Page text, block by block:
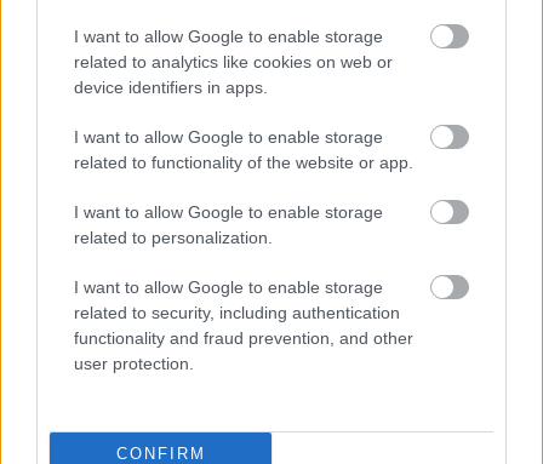
I want to allow Google to enable storage
related to analytics like cookies on web or
device identifiers in apps.
I want to allow Google to enable storage
related to functionality of the website or app.
I want to allow Google to enable storage
related to personalization.
I want to allow Google to enable storage
related to security, including authentication
functionality and fraud prevention, and other
user protection.
CONFIRM